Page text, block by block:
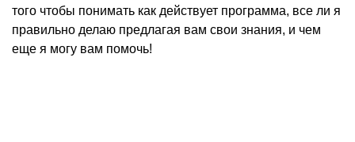
того чтобы понимать как действует программа, все ли я
правильно делаю предлагая вам свои знания, и чем
еще я могу вам помочь!